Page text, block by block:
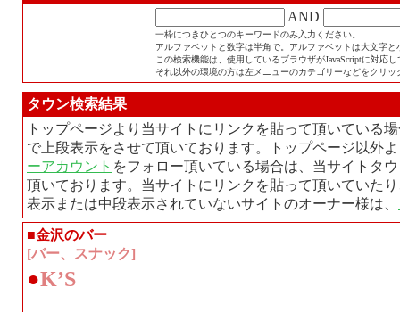
AND
一枠につきひとつのキーワードのみ入力ください。
アルファベットと数字は半角で。アルファベットは大文字
この検索機能は、使用しているブラウザがJavaScriptに対応
それ以外の環境の方は左メニューのカテゴリーなどをクリ
タウン検索結果
トップページより当サイトにリンクを貼って頂いている
で上段表示をさせて頂いております。トップページ以外
ーアカウント をフォロー頂いている場合は、当サイトタ
頂いております。当サイトにリンクを貼って頂いていた
表示または中段表示されていないサイトのオーナー様は、
■金沢のバー
[バー、スナック]
●K’S